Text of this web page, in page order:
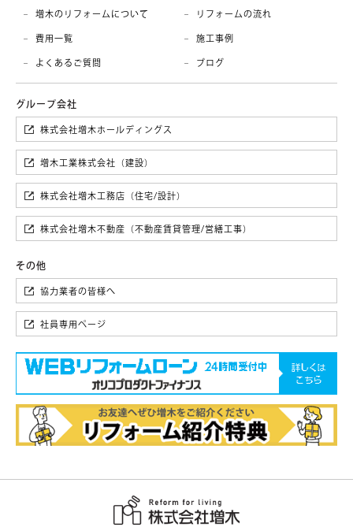
増木のリフォームについて リフォームの流れ
費用一覧 施工事例
よくあるご質問 ブログ
株式会社増木ホールディングス
増木工業株式会社（建設）
株式会社増木工務店（住宅/設計）
株式会社増木不動産（不動産賃貸管理/営繕工事）
協力業者の皆様へ
社員専用ページ